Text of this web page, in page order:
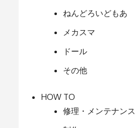
ねんどろいどもあ
メカスマ
ドール
その他
HOW TO
修理・メンテナンス